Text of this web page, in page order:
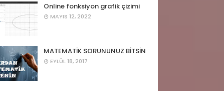
Online fonksiyon grafik çizimi
MAYIS 12, 2022
MATEMATİK SORUNUNUZ BİTSİN
EYLÜL 18, 2017